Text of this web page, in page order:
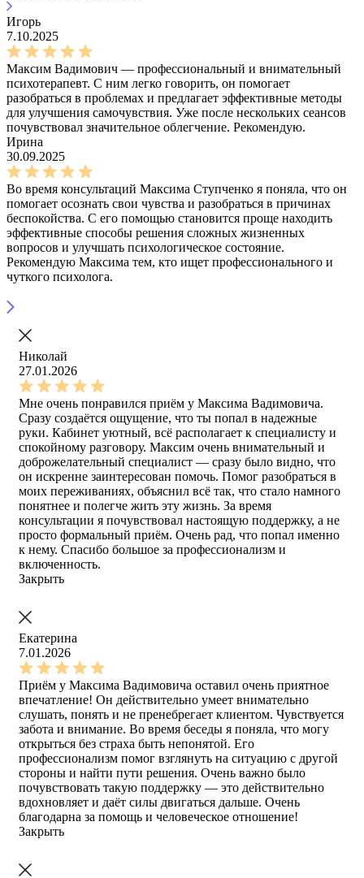
Игорь
7.10.2025
Максим Вадимович — профессиональный и внимательный
психотерапевт. С ним легко говорить, он помогает
разобраться в проблемах и предлагает эффективные методы
для улучшения самочувствия. Уже после нескольких сеансов
почувствовал значительное облегчение. Рекомендую.
Ирина
30.09.2025
Во время консультаций Максима Ступченко я поняла, что он
помогает осознать свои чувства и разобраться в причинах
беспокойства. С его помощью становится проще находить
эффективные способы решения сложных жизненных
вопросов и улучшать психологическое состояние.
Рекомендую Максима тем, кто ищет профессионального и
чуткого психолога.
Николай
27.01.2026
Мне очень понравился приём у Максима Вадимовича.
Сразу создаётся ощущение, что ты попал в надежные
руки. Кабинет уютный, всё располагает к специалисту и
спокойному разговору. Максим очень внимательный и
доброжелательный специалист — сразу было видно, что
он искренне заинтересован помочь. Помог разобраться в
моих переживаниях, объяснил всё так, что стало намного
понятнее и полегче жить эту жизнь. За время
консультации я почувствовал настоящую поддержку, а не
просто формальный приём. Очень рад, что попал именно
к нему. Спасибо большое за профессионализм и
включенность.
Закрыть
Екатерина
7.01.2026
Приём у Максима Вадимовича оставил очень приятное
впечатление! Он действительно умеет внимательно
слушать, понять и не пренебрегает клиентом. Чувствуется
забота и внимание. Во время беседы я поняла, что могу
открыться без страха быть непонятой. Его
профессионализм помог взглянуть на ситуацию с другой
стороны и найти пути решения. Очень важно было
почувствовать такую поддержку — это действительно
вдохновляет и даёт силы двигаться дальше. Очень
благодарна за помощь и человеческое отношение!
Закрыть